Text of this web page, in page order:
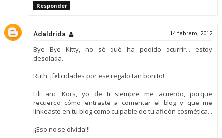
Responder
Adaldrida 14 febrero, 2012
Bye Bye Kitty, no sé qué ha podido ocurrir... estoy
desolada.
Ruth, ¡felicidades por ese regalo tan bonito!
Lili and Kors, yo de ti siempre me acuerdo, porque
recuerdo cómo entraste a comentar el blog y que me
linkeaste en tu blog como culpable de tu afición cosmética...
¡¡Eso no se olvida!!!